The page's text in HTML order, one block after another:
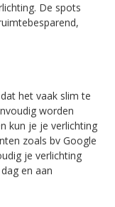
De spots
het vaak slim te
worden
kun je je verlichting
zoals bv Google
je verlichting
en aan